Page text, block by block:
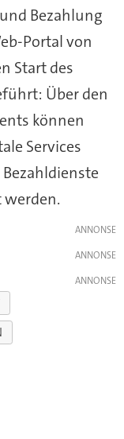
Bezahlung
Portal von
Start des
Über den
können
Services
werden.